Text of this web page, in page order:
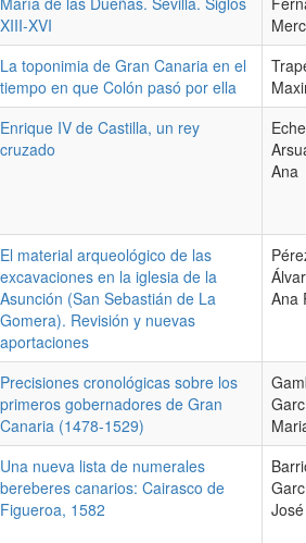
XIII-XVI
La toponimia de Gran Canaria en el
tiempo en que Colón pasó por ella
Enrique IV de Castilla, un rey
cruzado
Ana
El material arqueológico de las
excavaciones en la iglesia de la
Asunción (San Sebastián de La
Gomera). Revisión y nuevas
aportaciones
Ana
Precisiones cronológicas sobre los
primeros gobernadores de Gran
Canaria (1478-1529)
Una nueva lista de numerales
bereberes canarios: Cairasco de
Figueroa, 1582
José